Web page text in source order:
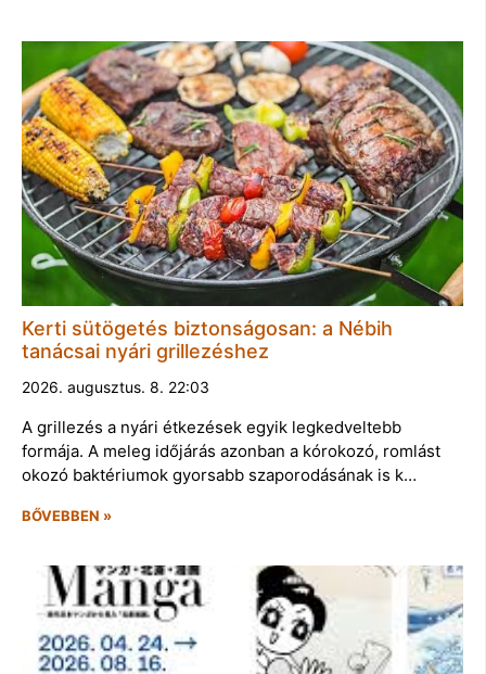
Kerti sütögetés biztonságosan: a Nébih
tanácsai nyári grillezéshez
2026. augusztus. 8. 22:03
A grillezés a nyári étkezések egyik legkedveltebb
formája. A meleg időjárás azonban a kórokozó, romlást
okozó baktériumok gyorsabb szaporodásának is k…
BŐVEBBEN »